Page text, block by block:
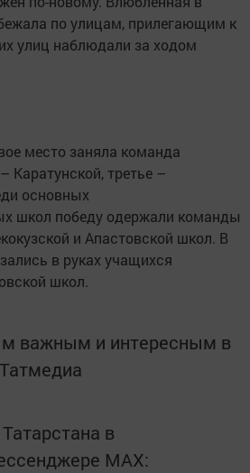
по улицам, прилегающим к
улиц наблюдали за ходом
место заняла команда
Каратунской, третье –
основных
школ победу одержали команды
и Апастовской школ. В
в руках учащихся
школ.
важным и интересным в
Татмедиа
в
MАХ: